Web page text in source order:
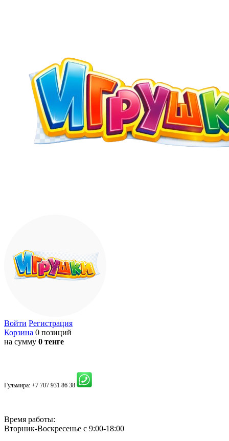
Войти Регистрация
Корзина 0 позиций
на сумму 0 тенге
Гульмира: +7 707 931 86 38
Время работы:
Вторник-Воскресенье с 9:00-18:00